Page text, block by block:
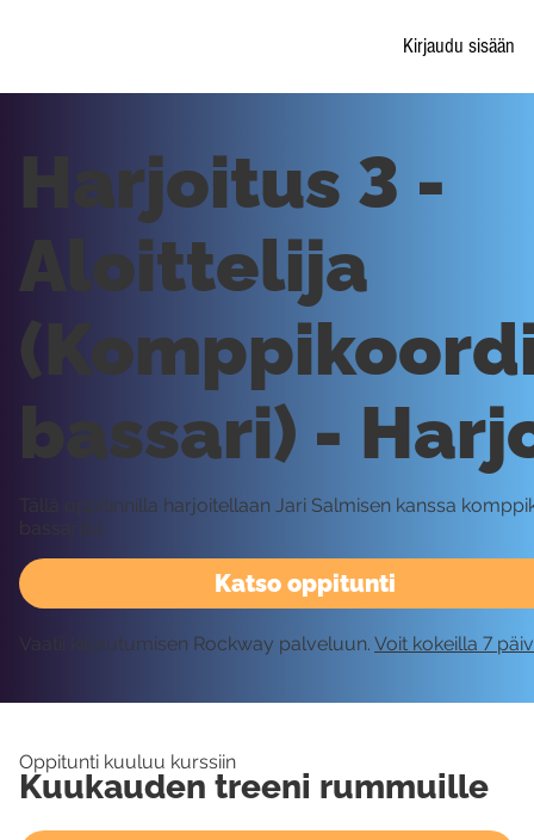
Kirjaudu sisään
Katso oppitunti
Harjoitus 3 -
Aloittelija
bassari) -
Tällä oppitinnilla harjoitellaan Jari Salmisen kanssa
bassarilla.
Vaatii kirjautumisen Rockway palveluun. Voit kokeilla 7
Oppitunti kuuluu kurssiin
Kuukauden treeni rummuille